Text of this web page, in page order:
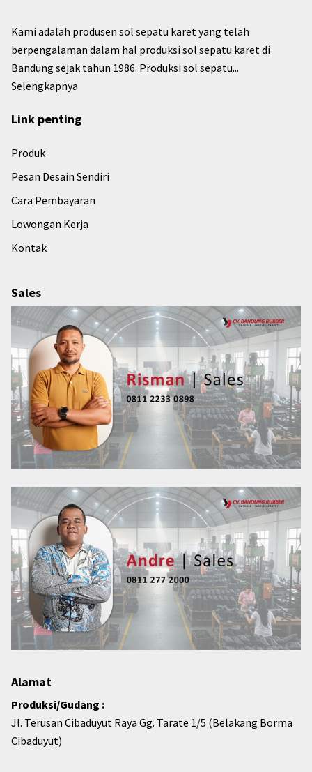
Kami adalah produsen sol sepatu karet yang telah
berpengalaman dalam hal produksi sol sepatu karet di
Bandung sejak tahun 1986. Produksi sol sepatu...
Selengkapnya
Link penting
Produk
Pesan Desain Sendiri
Cara Pembayaran
Lowongan Kerja
Kontak
Sales
Alamat
Produksi/Gudang :
Jl. Terusan Cibaduyut Raya Gg. Tarate 1/5 (Belakang Borma
Cibaduyut)